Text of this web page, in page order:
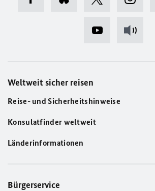
Weltweit sicher reisen
Reise- und Sicherheitshinweise
Konsulatfinder weltweit
Länderinformationen
Bürgerservice